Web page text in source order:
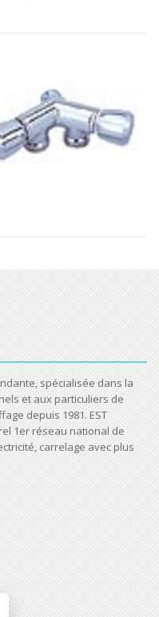
spécialisée dans la
et aux particuliers de
depuis 1981. EST
1er réseau national de
carrelage avec plus